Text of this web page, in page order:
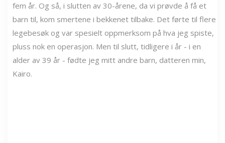
fem år. Og så, i slutten av 30-årene, da vi prøvde å få et
barn til, kom smertene i bekkenet tilbake. Det førte til flere
legebesøk og var spesielt oppmerksom på hva jeg spiste,
pluss nok en operasjon. Men til slutt, tidligere i år - i en
alder av 39 år - fødte jeg mitt andre barn, datteren min,
Kairo.